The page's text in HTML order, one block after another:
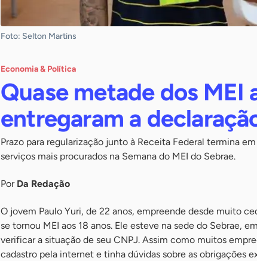
Foto: Selton Martins
Economia & Política
Quase metade dos MEI
entregaram a
Prazo para regularização junto à Receita Federal termina
serviços mais procurados na Semana do MEI do Sebrae.
Por Da Redação
O jovem Paulo Yuri, de 22 anos, empreende desde muito
se tornou MEI aos 18 anos. Ele esteve na sede do Sebrae,
verificar a situação de seu CNPJ. Assim como muitos
cadastro pela internet e tinha dúvidas sobre as obrigações